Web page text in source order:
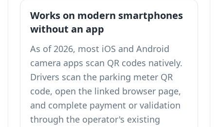
Works on modern smartphones
without an app
As of 2026, most iOS and Android
camera apps scan QR codes natively.
Drivers scan the parking meter QR
code, open the linked browser page,
and complete payment or validation
through the operator's existing